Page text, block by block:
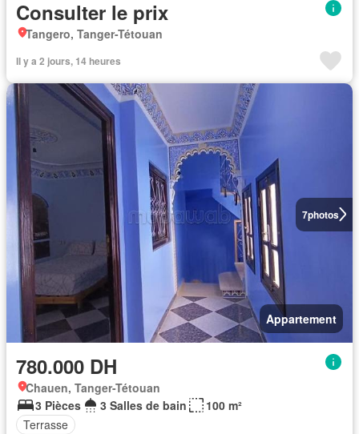
Consulter le prix
Tangero, Tanger-Tétouan
Il y a 2 jours, 14 heures
7photos
Appartement
780.000 DH
Chauen, Tanger-Tétouan
3 Pièces
3 Salles de bain
100 m²
Terrasse